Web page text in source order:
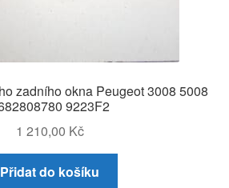
zadního okna Peugeot 3008 5008
9223F2
1 210,00 Kč
Přidat do košíku